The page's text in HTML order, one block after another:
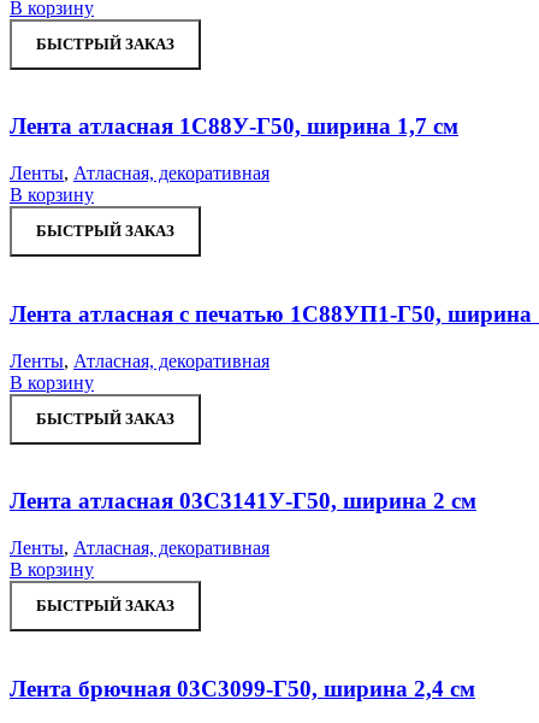
В корзину
БЫСТРЫЙ ЗАКАЗ
Лента атласная 1С88У-Г50, ширина 1,7 см
Ленты, Атласная, декоративная
В корзину
БЫСТРЫЙ ЗАКАЗ
Лента атласная с печатью 1С88УП1-Г50, ширина
Ленты, Атласная, декоративная
В корзину
БЫСТРЫЙ ЗАКАЗ
Лента атласная 03С3141У-Г50, ширина 2 см
Ленты, Атласная, декоративная
В корзину
БЫСТРЫЙ ЗАКАЗ
Лента брючная 03С3099-Г50, ширина 2,4 см